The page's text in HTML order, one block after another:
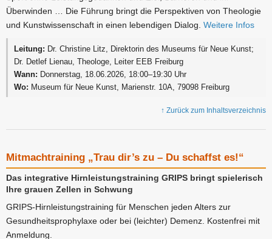
Überwinden … Die Führung bringt die Perspektiven von Theologie
und Kunstwissenschaft in einen lebendigen Dialog. Weitere Infos
Leitung: Dr. Christine Litz, Direktorin des Museums für Neue Kunst;
Dr. Detlef Lienau, Theologe, Leiter EEB Freiburg
Wann: Donnerstag, 18.06.2026, 18:00–19:30 Uhr
Wo: Museum für Neue Kunst, Marienstr. 10A, 79098 Freiburg
↑ Zurück zum Inhaltsverzeichnis
Mitmachtraining „Trau dir’s zu – Du schaffst es!“
Das integrative Hirnleistungstraining GRIPS bringt spielerisch
Ihre grauen Zellen in Schwung
GRIPS-Hirnleistungstraining für Menschen jeden Alters zur
Gesundheitsprophylaxe oder bei (leichter) Demenz. Kostenfrei mit
Anmeldung.